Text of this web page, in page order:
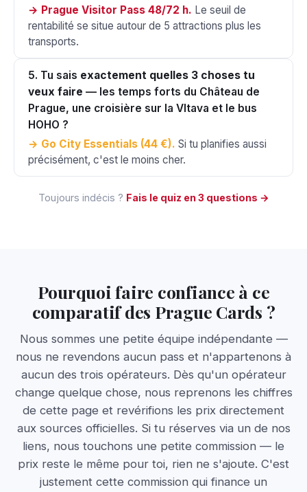
→ Prague Visitor Pass 48/72 h. Le seuil de
rentabilité se situe autour de 5 attractions plus les
transports.
5. Tu sais exactement quelles 3 choses tu
veux faire — les temps forts du Château de
Prague, une croisière sur la Vltava et le bus
HOHO ?
→ Go City Essentials (44 €). Si tu planifies aussi
précisément, c'est le moins cher.
Toujours indécis ? Fais le quiz en 3 questions →
Pourquoi faire confiance à ce
comparatif des Prague Cards ?
Nous sommes une petite équipe indépendante —
nous ne revendons aucun pass et n'appartenons à
aucun des trois opérateurs. Dès qu'un opérateur
change quelque chose, nous reprenons les chiffres
de cette page et revérifions les prix directement
aux sources officielles. Si tu réserves via un de nos
liens, nous touchons une petite commission — le
prix reste le même pour toi, rien ne s'ajoute. C'est
justement cette commission qui finance un